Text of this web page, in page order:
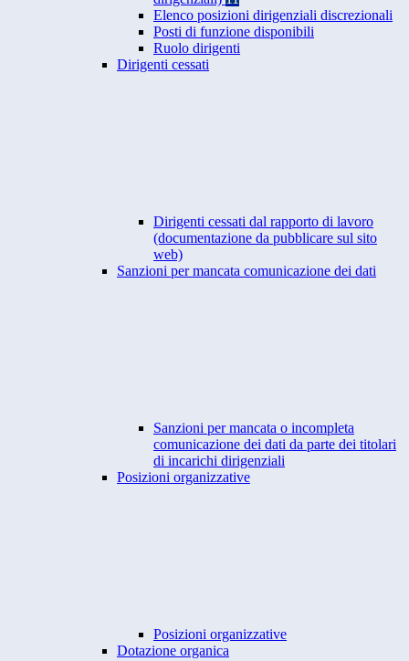
Elenco posizioni dirigenziali discrezionali
Posti di funzione disponibili
Ruolo dirigenti
Dirigenti cessati
Dirigenti cessati dal rapporto di lavoro
(documentazione da pubblicare sul sito
web)
Sanzioni per mancata comunicazione dei dati
Sanzioni per mancata o incompleta
comunicazione dei dati da parte dei titolari
di incarichi dirigenziali
Posizioni organizzative
Posizioni organizzative
Dotazione organica